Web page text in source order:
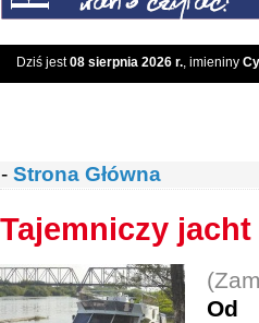
Dziś jest08 sierpnia 2026 r., imieniny
- Strona Główna
Tajemniczy
Od